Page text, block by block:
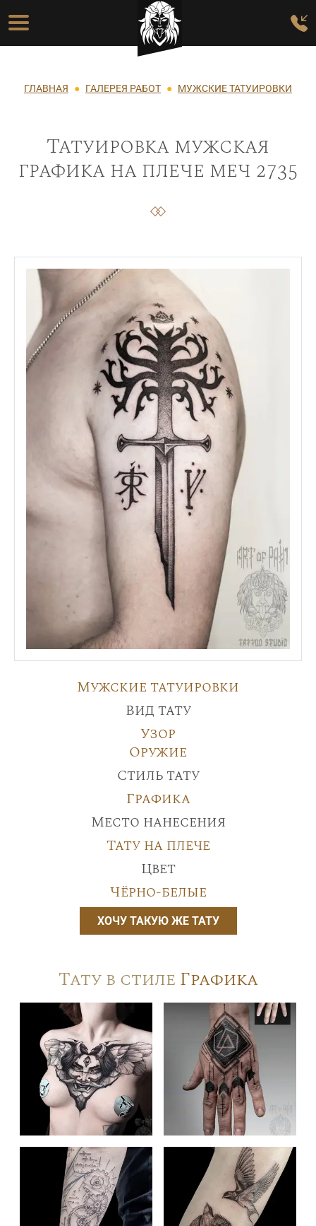
Перейти к основному содержанию
Основная навигация
Строка навигации
ГЛАВНАЯ ГАЛЕРЕЯ РАБОТ МУЖСКИЕ ТАТУИРОВКИ
Татуировка мужская
графика на плече меч 2735
Мужские татуировки
Вид тату
Узор
Оружие
Стиль тату
Графика
Место нанесения
Тату на плече
Цвет
Чёрно-белые
ХОЧУ ТАКУЮ ЖЕ ТАТУ
Тату в стиле Графика